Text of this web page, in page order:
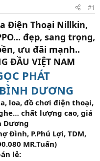
#1
Điện Thoại Nillkin,
đẹp, sang trọng,
ưu đãi mạnh..
ĐẦU VIỆT NAM
PHÁT
DƯƠNG
loa, đồ chơi điện thoại,
chất lượng cao, giá
Dương
Đình, P.Phú Lợi, TDM,
MR.Tuấn)
lẻ: